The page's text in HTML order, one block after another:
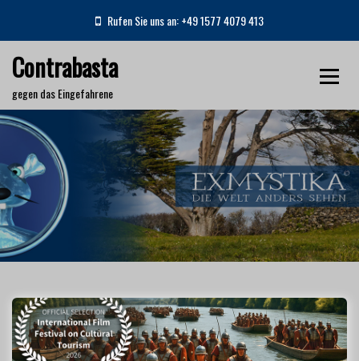
i
c
t
e
n
t
Rufen Sie uns an: +49 1577 4079 413
Contrabasta
gegen das Eingefahrene
Schlagwort:Ammianus Marcellinus
Home Ammianus Marcellinus